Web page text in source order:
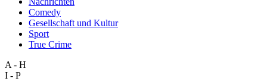
Comedy
Gesellschaft und Kultur
Sport
True Crime
A - H
I - P